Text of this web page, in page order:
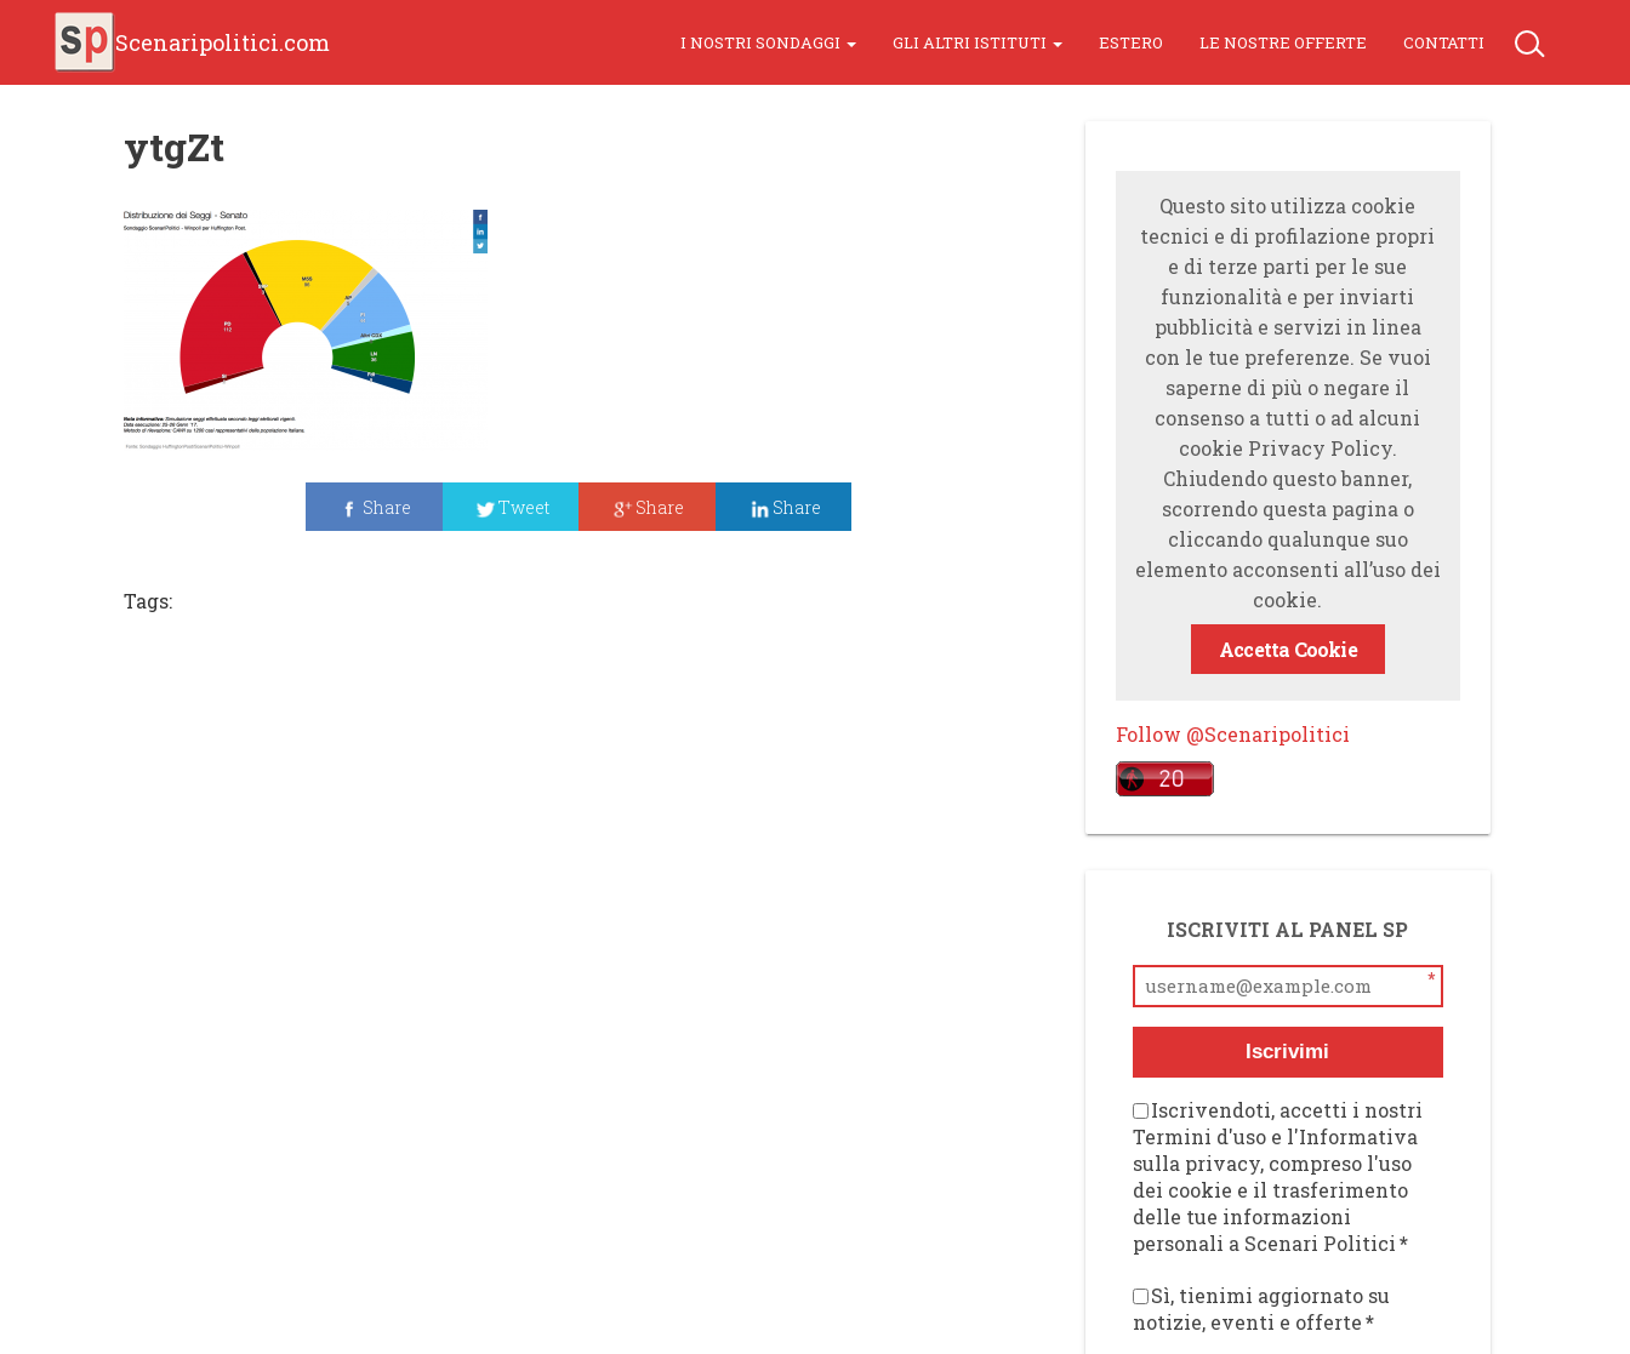
Scenaripolitici.com I NOSTRI SONDAGGI GLI ALTRI ISTITUTI ESTERO LE NOSTRE OFFERTE CONTATTI
ytgZt
Share Tweet Share Share
Tags:
Questo sito utilizza cookie
tecnici e di profilazione propri
e di terze parti per le sue
funzionalità e per inviarti
pubblicità e servizi in linea
con le tue preferenze. Se vuoi
saperne di più o negare il
consenso a tutti o ad alcuni
cookie Privacy Policy.
Chiudendo questo banner,
scorrendo questa pagina o
cliccando qualunque suo
elemento acconsenti all’uso dei
cookie.
Accetta Cookie
Follow @Scenaripolitici
ISCRIVITI AL PANEL SP
*
Iscrivimi
Iscrivendoti, accetti i nostri
Termini d'uso e l'Informativa
sulla privacy, compreso l'uso
dei cookie e il trasferimento
delle tue informazioni
personali a Scenari Politici*
Sì, tienimi aggiornato su
notizie, eventi e offerte*